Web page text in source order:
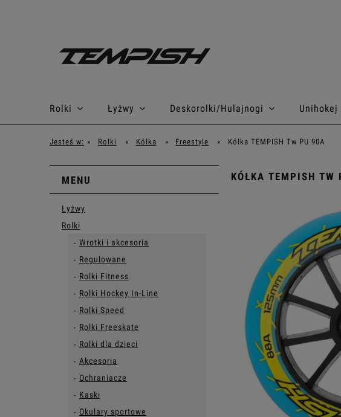
Rolki Łyżwy Deskorolki/Hulajnogi Unihokej
Jesteś w: » Rolki » Kółka » Freestyle » Kółka TEMPISH Tw PU 90A
MENU
Łyżwy
Rolki
Wrotki i akcesoria
Regulowane
Rolki Fitness
Rolki Hockey In-Line
Rolki Speed
Rolki Freeskate
Rolki dla dzieci
Akcesoria
Ochraniacze
Kaski
Okulary sportowe
KÓŁKA TEMPISH TW